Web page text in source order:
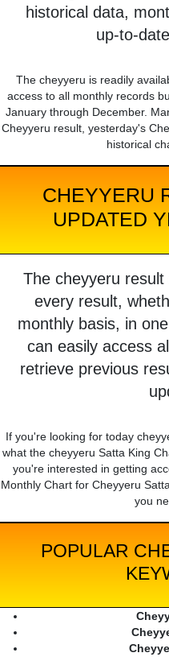
historical data,
up-to-
The cheyyeru is readily
access to all monthly records
January through December.
Cheyyeru result, yesterday's
historical
CHEYYERU
UPDATED
The cheyyeru
every result,
monthly basis, in
can easily access
retrieve previous
If you're looking for today
what the cheyyeru Satta King
you're interested in getting
Monthly Chart for Cheyyeru
you
POPULAR